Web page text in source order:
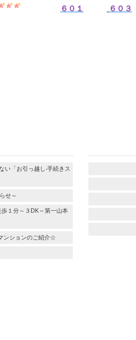
６０１ ６０３
い「お引っ越し‧⼿続きス
せ～
１分～３DK～第一山本
ンションのご紹介☆